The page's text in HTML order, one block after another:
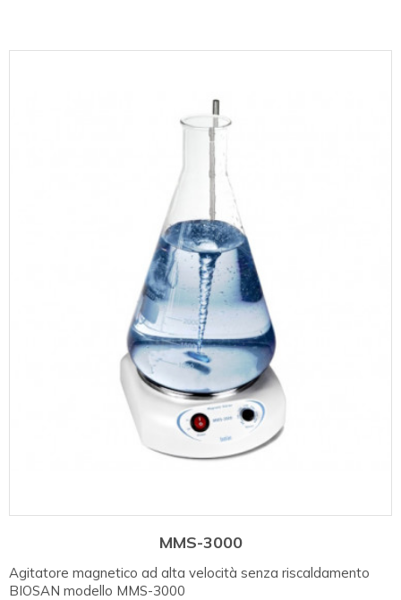
MMS-3000
Agitatore magnetico ad alta velocità senza riscaldamento
BIOSAN modello MMS-3000